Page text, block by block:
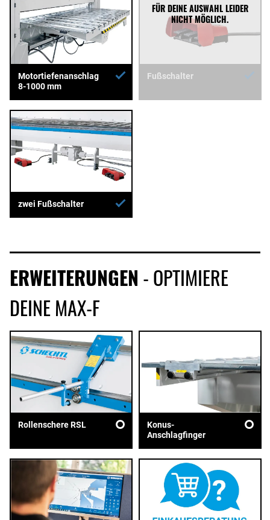
Motortiefenanschlag
8-1000 mm
Fußschalter
zwei Fußschalter
ERWEITERUNGEN - OPTIMIERE
DEINE MAX-F
Rollenschere RSL
Konus-
Anschlagfinger